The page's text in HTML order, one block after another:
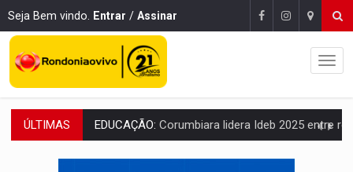
Seja Bem vindo. Entrar / Assinar
ÚLTIMAS COMPETIÇÕES:Joer 2026 inicia fases regionais e reúne mais de 7,3
PERIGO:Moradores denunciam escuridão e insegurança na Estrada